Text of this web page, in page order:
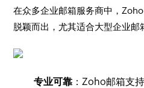
在众多企业邮箱服务商中，
脱颖而出，尤其适合大型企业邮
专业可靠 ：Zoho邮箱支